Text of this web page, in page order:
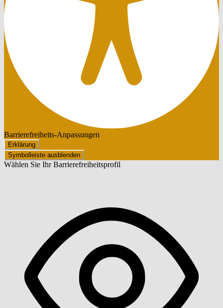
Barrierefreiheits-Anpassungen
Erklärung
Symbolleiste ausblenden
Wählen Sie Ihr Barrierefreiheitsprofil